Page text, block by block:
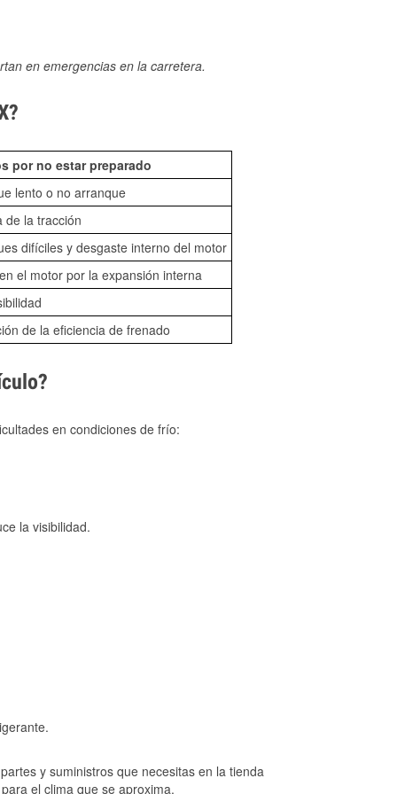
en emergencias en la carretera.
por no estar preparado
lento o no arranque
de la tracción
difíciles y desgaste interno del motor
el motor por la expansión interna
de la eficiencia de frenado
en condiciones de frío:
la visibilidad.
y suministros que necesitas en la tienda
el clima que se aproxima.